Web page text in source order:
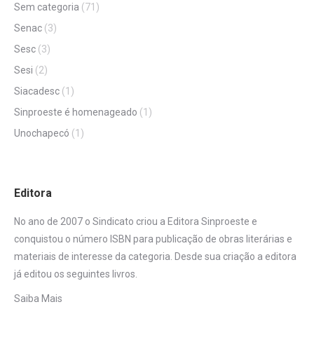
Sem categoria (71)
Senac (3)
Sesc (3)
Sesi (2)
Siacadesc (1)
Sinproeste é homenageado (1)
Unochapecó (1)
Editora
No ano de 2007 o Sindicato criou a Editora Sinproeste e
conquistou o número ISBN para publicação de obras literárias e
materiais de interesse da categoria. Desde sua criação a editora
já editou os seguintes livros.
Saiba Mais